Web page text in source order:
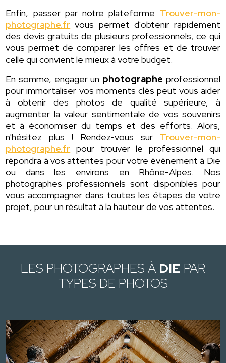
Enfin, passer par notre plateforme Trouver-mon-
photographe.fr vous permet d'obtenir rapidement
des devis gratuits de plusieurs professionnels, ce qui
vous permet de comparer les offres et de trouver
celle qui convient le mieux à votre budget.
En somme, engager un photographe professionnel
pour immortaliser vos moments clés peut vous aider
à obtenir des photos de qualité supérieure, à
augmenter la valeur sentimentale de vos souvenirs
et à économiser du temps et des efforts. Alors,
n'hésitez plus ! Rendez-vous sur Trouver-mon-
photographe.fr pour trouver le professionnel qui
répondra à vos attentes pour votre événement à Die
ou dans les environs en Rhône-Alpes. Nos
photographes professionnels sont disponibles pour
vous accompagner dans toutes les étapes de votre
projet, pour un résultat à la hauteur de vos attentes.
LES PHOTOGRAPHES À DIE PAR
TYPES DE PHOTOS